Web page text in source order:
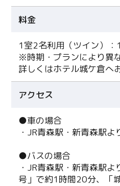
料金
1室2名利用（ツイン）
※時期・プランにより異
詳しくはホテル城ケ倉へ
アクセス
●車の場合
・JR青森駅・新青森駅
●バスの場合
・JR青森駅・新青森駅
号」で約1時間20分、「